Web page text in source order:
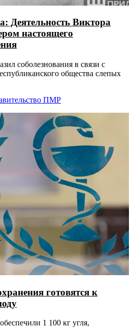
Деятельность Виктора
настоящего
соболезнования в связи с
общества слепых
ПМР
готовятся к
1 100 кг угля,